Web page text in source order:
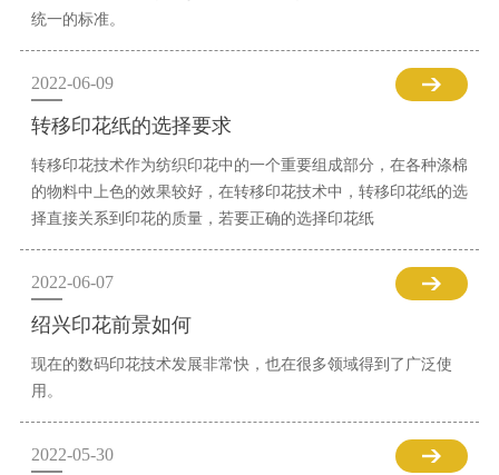
统一的标准。
2022-06-09
转移印花纸的选择要求
转移印花技术作为纺织印花中的一个重要组成部分，在各种涤棉
的物料中上色的效果较好，在转移印花技术中，转移印花纸的选
择直接关系到印花的质量，若要正确的选择印花纸
2022-06-07
绍兴印花前景如何
现在的数码印花技术发展非常快，也在很多领域得到了广泛使
用。
2022-05-30